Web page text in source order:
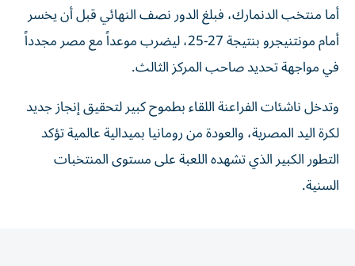
أما منتخب الدنمارك، فبلغ الدور نصف النهائي قبل أن يخسر
أمام مونتنيجرو بنتيجة 27-25، ليضرب موعداً مع مصر مجدداً
في مواجهة تحديد صاحب المركز الثالث.
وتدخل ناشئات الفراعنة اللقاء بطموح كبير لتحقيق إنجاز جديد
لكرة اليد المصرية، والعودة من رومانيا بميدالية عالمية تؤكد
التطور الكبير الذي تشهده اللعبة على مستوى المنتخبات
السنية.